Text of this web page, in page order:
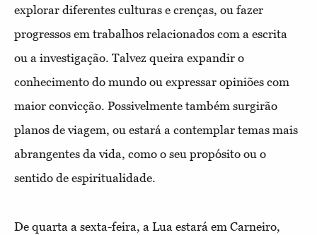
explorar diferentes culturas e crenças, ou fazer
progressos em trabalhos relacionados com a escrita
ou a investigação. Talvez queira expandir o
conhecimento do mundo ou expressar opiniões com
maior convicção. Possivelmente também surgirão
planos de viagem, ou estará a contemplar temas mais
abrangentes da vida, como o seu propósito ou o
sentido de espiritualidade.
De quarta a sexta-feira, a Lua estará em Carneiro,